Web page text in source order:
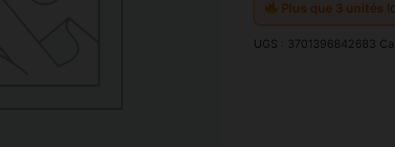
Plus que 3 unités !
UGS : 3701396842683